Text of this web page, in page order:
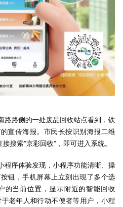
路路侧的一处废品回收站点看到，铁
宣传海报。市民长按识别海报二维
搜索“京彩回收”，即可进入系统。
程序体验发现，小程序功能清晰、操
钮，手机屏幕上立刻出现了多个选
的当前位置，显示附近的智能回收
老年人和行动不便者等用户，小程